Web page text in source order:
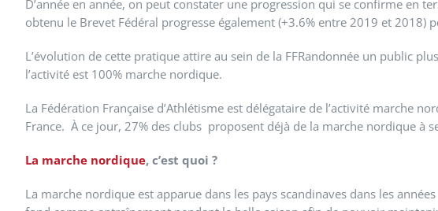
D’année en année, on peut constater une progression qui se confirme en
obtenu le Brevet Fédéral progresse également (+3.6% entre 2019 et
L’évolution de cette pratique attire au sein de la FFRandonnée un public
l’activité est 100% marche nordique.
La Fédération Française d’Athlétisme est délégataire de l’activité marche
France. À ce jour, 27% des clubs proposent déjà de la marche nordique à
La marche nordique, c’est quoi ?
La marche nordique est apparue dans les pays scandinaves dans les